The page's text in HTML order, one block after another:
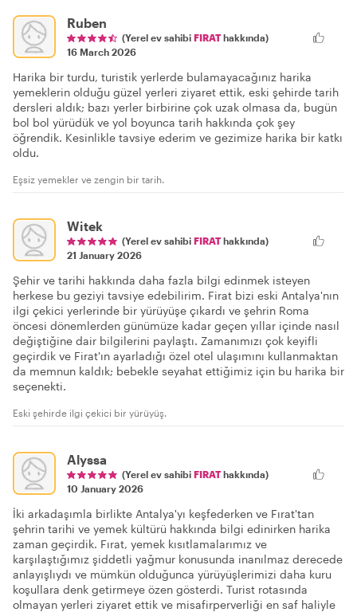
Ruben
(Yerel ev sahibi FIRAThakkında)
16 March 2026
Harika bir turdu, turistik yerlerde bulamayacağınız harika
yemeklerin olduğu güzel yerleri ziyaret ettik, eski şehirde tarih
dersleri aldık; bazı yerler birbirine çok uzak olmasa da, bugün
bol bol yürüdük ve yol boyunca tarih hakkında çok şey
öğrendik. Kesinlikle tavsiye ederim ve gezimize harika bir katkı
oldu.
Eşsiz yemekler ve zengin bir tarih.
Witek
(Yerel ev sahibi FIRAThakkında)
21 January 2026
Şehir ve tarihi hakkında daha fazla bilgi edinmek isteyen
herkese bu geziyi tavsiye edebilirim. Firat bizi eski Antalya'nın
ilgi çekici yerlerinde bir yürüyüşe çıkardı ve şehrin Roma
öncesi dönemlerden günümüze kadar geçen yıllar içinde nasıl
değiştiğine dair bilgilerini paylaştı. Zamanımızı çok keyifli
geçirdik ve Firat'ın ayarladığı özel otel ulaşımını kullanmaktan
da memnun kaldık; bebekle seyahat ettiğimiz için bu harika bir
seçenekti.
Eski şehirde ilgi çekici bir yürüyüş.
Alyssa
(Yerel ev sahibi FIRAThakkında)
10 January 2026
İki arkadaşımla birlikte Antalya'yı keşfederken ve Fırat'tan
şehrin tarihi ve yemek kültürü hakkında bilgi edinirken harika
zaman geçirdik. Fırat, yemek kısıtlamalarımız ve
karşılaştığımız şiddetli yağmur konusunda inanılmaz derecede
anlayışlıydı ve mümkün olduğunca yürüyüşlerimizi daha kuru
koşullara denk getirmeye özen gösterdi. Turist rotasında
olmayan yerleri ziyaret ettik ve misafirperverliği en saf haliyle